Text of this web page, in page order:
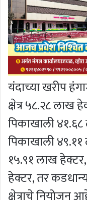
यंदाच्या खरीप
क्षेत्र ५८.२८ लाख
पिकाखाली
पिकाखाली
१५.९१ लाख
हेक्टर, तर